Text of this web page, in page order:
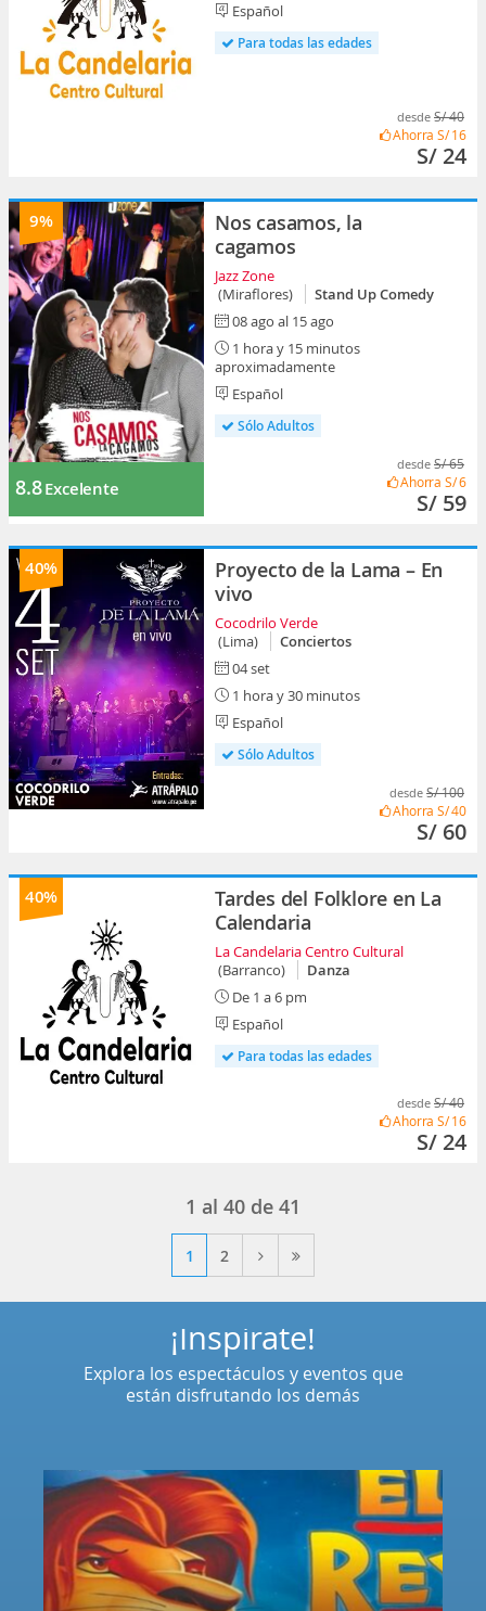
Español
Para todas las edades
desde S/ 40
Ahorra S/ 16
S/ 24
9%
8.8Excelente
Nos casamos, la
cagamos
Jazz Zone
(Miraflores)
Stand Up Comedy
08 ago al 15 ago
1 hora y 15 minutos
aproximadamente
Español
Sólo Adultos
desde S/ 65
Ahorra S/ 6
S/ 59
40%
Proyecto de la Lama – En
vivo
Cocodrilo Verde
(Lima)
Conciertos
04 set
1 hora y 30 minutos
Español
Sólo Adultos
desde S/ 100
Ahorra S/ 40
S/ 60
40%
Tardes del Folklore en La
Calendaria
La Candelaria Centro Cultural
(Barranco)
Danza
De 1 a 6 pm
Español
Para todas las edades
desde S/ 40
Ahorra S/ 16
S/ 24
1 al 40 de 41
1 2
¡Inspírate!
Explora los espectáculos y eventos que
están disfrutando los demás